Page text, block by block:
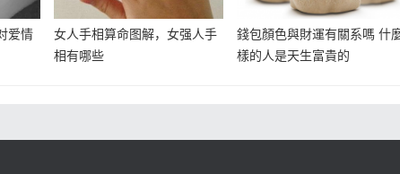
爱情
女人手相算命图解，女强人手
相有哪些
錢包顏色與財運有關系嗎 什
樣的人是天生富貴的